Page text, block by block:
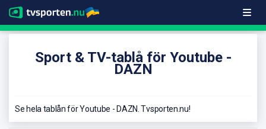
Sport & TV-tablå för Youtube -
DAZN
Se hela tablån för Youtube - DAZN. Tvsporten.nu!